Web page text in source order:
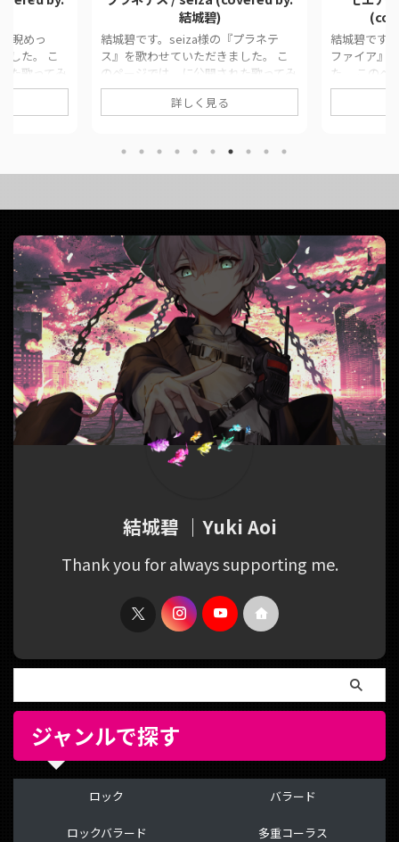
睨めっ
した。 こ
た歌ってみ
をまとめて
stat
watch?
結城碧)
結城碧です。seiza様の『プラネテ
ス』を歌わせていただきました。 こ
のページでは、に公開された歌ってみ
た動画の情報や公式リンクをまとめて
います。 ■ 作品情報 Originalプラネ
seiza (covered by.結城碧)
https://twitter.com/panda__aoi/stat
https://www.youtube.com/watch?
詳しく見る
結城碧です
ファイア』
た。 このペ
歌ってみた
誠 (covered
us/
結城碧 ｜Yuki Aoi
Thank you for always supporting me.
ジャンルで探す
ロック
ロックバラード
バラード
多重コーラス